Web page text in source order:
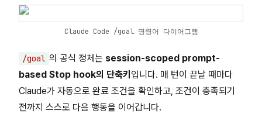
Claude Code /goal 명령어 다이어그램
/goal 의 공식 정체는 session-scoped prompt-
based Stop hook의 단축키 입니다. 매 턴이 끝날 때마다
Claude가 자동으로 완료 조건을 확인하고, 조건이 충족되기
전까지 스스로 다음 행동을 이어갑니다.